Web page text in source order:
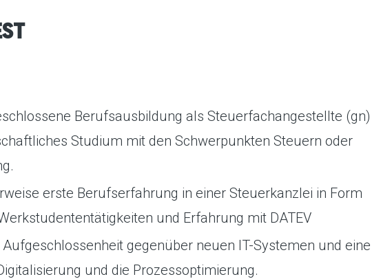
Berufsausbildung als Steuerfachangestellte (gn)
Studium mit den Schwerpunkten Steuern oder
erste Berufserfahrung in einer Steuerkanzlei in Form
und Erfahrung mit DATEV
Aufgeschlossenheit gegenüber neuen IT-Systemen und eine
und die Prozessoptimierung.